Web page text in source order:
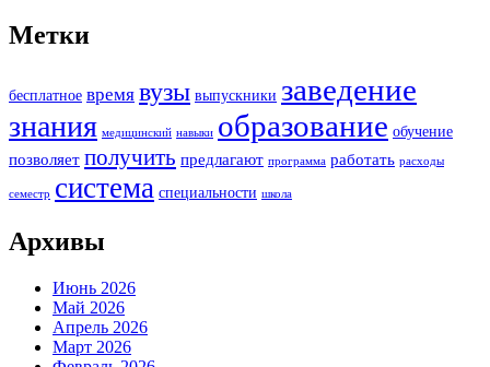
Метки
бесплатное время вузы выпускники заведение
знания медицинский навыки образование обучение
позволяет получить предлагают программа работать расходы
семестр система специальности школа
Архивы
Июнь 2026
Май 2026
Апрель 2026
Март 2026